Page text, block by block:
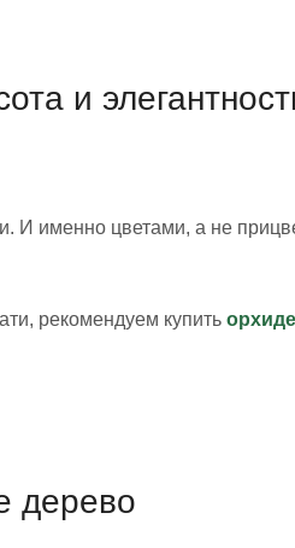
и
именно цветами, а не
рекомендуем купить
дерево